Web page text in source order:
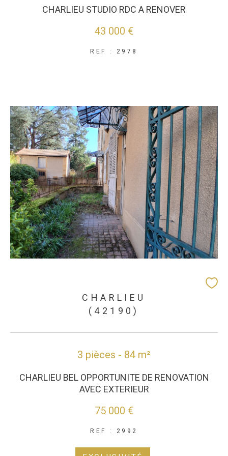
CHARLIEU STUDIO RDC A RENOVER
43 000 €
REF : 2978
CHARLIEU
(42190)
3 pièces - 84 m²
CHARLIEU BEL OPPORTUNITE DE RENOVATION
AVEC EXTERIEUR
75 000 €
REF : 2992